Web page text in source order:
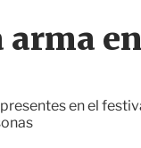
i
o
arma
en el